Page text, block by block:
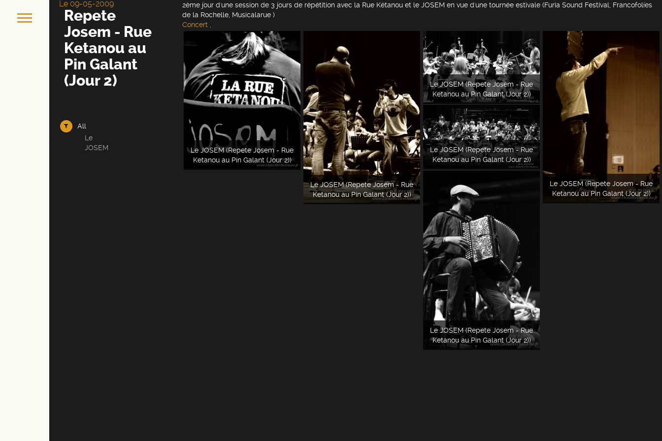
Le 09-05-2009
Repete
Josem - Rue
Ketanou au
Pin Galant
(Jour 2)
All
Le
JOSEM
2ème jour d'une session de 3 jours de répétition avec la Rue Kétanou et le JOSEM en vue d'une tournée estivale (Furia Sound Festival, Francofolies
de la Rochelle, Musicalarue )
Concert
Le JOSEM (Repete Josem - Rue
Ketanou au Pin Galant (Jour 2))
Le JOSEM (Repete Josem - Rue
Ketanou au Pin Galant (Jour 2))
Le JOSEM (Repete Josem - Rue
Ketanou au Pin Galant (Jour 2))
Le JOSEM (Repete Josem - Rue
Ketanou au Pin Galant (Jour 2))
Le JOSEM (Repete Josem - Rue
Ketanou au Pin Galant (Jour 2))
Le JOSEM (Repete Josem - Rue
Ketanou au Pin Galant (Jour 2))